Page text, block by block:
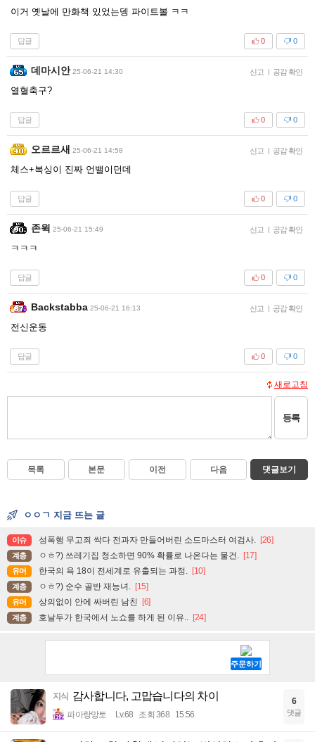
이거 옛날에 만화책 있었는뎅 파이트볼 ㅋㅋ
답글 0
0
데마시안 25-06-21 14:30 신고 | 공감 확인
열혈축구?
답글 0
0
오르르새 25-06-21 14:58 신고 | 공감 확인
체스+복싱이 진짜 언밸이던데
답글 0
0
존윅 25-06-21 15:49 신고 | 공감 확인
ㅋㅋㅋ
답글 0
0
Backstabba 25-06-21 16:13 신고 | 공감 확인
전신운동
답글 0
0
새로고침
등록
목록 본문 이전 다음 댓글보기
ㅇㅇㄱ 지금 뜨는 글
이슈 성폭행 무고죄 싹다 전과자 만들어버린 소드마스터 여검사. [26]
계층 ㅇㅎ?) 쓰레기집 청소하면 90% 확률로 나온다는 물건. [17]
유머 한국의 욕 18이 전세계로 유출되는 과정. [10]
계층 ㅇㅎ?) 순수 골반 재능녀. [15]
유머 상의없이 안에 싸버린 남친 [6]
계층 호날두가 한국에서 노쇼를 하게 된 이유.. [24]
지식 감사합니다, 고맙습니다의 차이
파아랑망토 Lv.68 조회 368 15:56
6
댓글